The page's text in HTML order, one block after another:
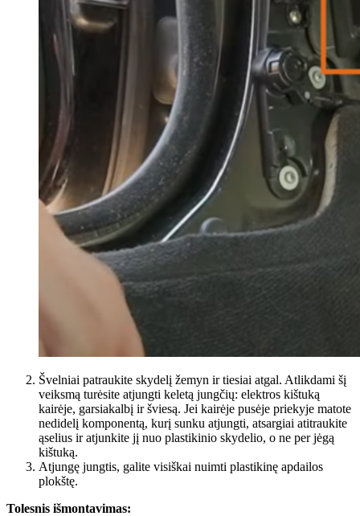
Švelniai patraukite skydelį žemyn ir tiesiai atgal. Atlikdami šį
veiksmą turėsite atjungti keletą jungčių: elektros kištuką
kairėje, garsiakalbį ir šviesą. Jei kairėje pusėje priekyje matote
nedidelį komponentą, kurį sunku atjungti, atsargiai atitraukite
ąselius ir atjunkite jį nuo plastikinio skydelio, o ne per jėgą
kištuką.
Atjungę jungtis, galite visiškai nuimti plastikinę apdailos
plokštę.
Tolesnis išmontavimas: